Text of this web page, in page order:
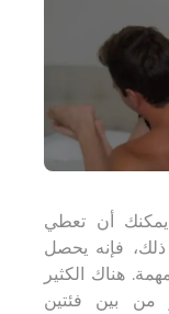
يمكنك أن تعطي
ذلك، فإنه يحصل
هناك الكثير
من بين فئتين